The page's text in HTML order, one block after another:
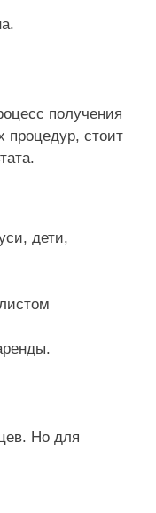
получения
процедур, стоит
дети,
Но для